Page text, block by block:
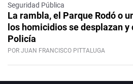
Seguridad Pública
La rambla, el Parque Rodó o
los homicidios se desplazan
Policía
POR JUAN FRANCISCO PITTALUGA